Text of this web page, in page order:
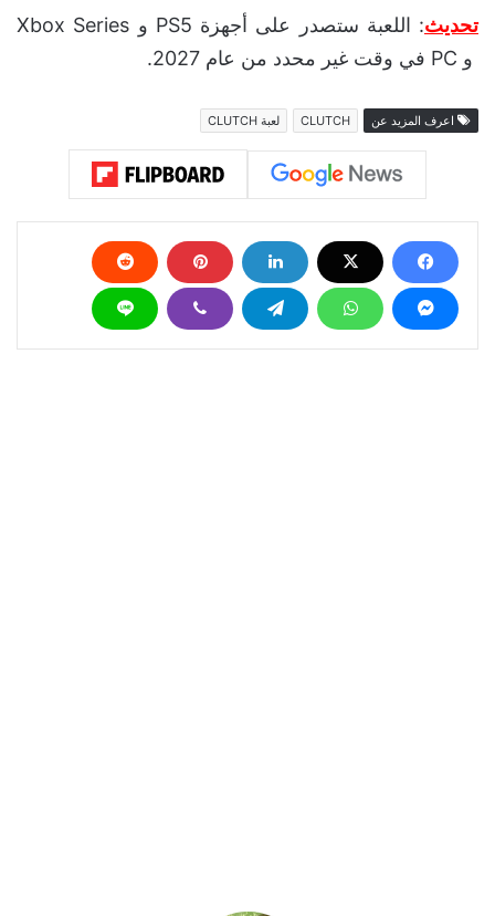
تحديث
: اللعبة ستصدر على أجهزة PS5 و Xbox Series
و PC في وقت غير محدد من عام 2027.
اعرف المزيد عن CLUTCH لعبة CLUTCH